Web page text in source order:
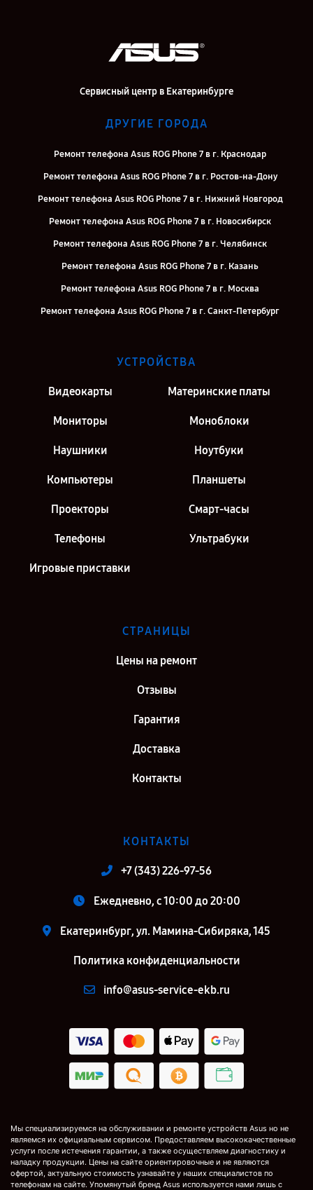
Сервисный центр в Екатеринбурге
ДРУГИЕ ГОРОДА
Ремонт телефона Asus ROG Phone 7 в г. Краснодар
Ремонт телефона Asus ROG Phone 7 в г. Ростов-на-Дону
Ремонт телефона Asus ROG Phone 7 в г. Нижний Новгород
Ремонт телефона Asus ROG Phone 7 в г. Новосибирск
Ремонт телефона Asus ROG Phone 7 в г. Челябинск
Ремонт телефона Asus ROG Phone 7 в г. Казань
Ремонт телефона Asus ROG Phone 7 в г. Москва
Ремонт телефона Asus ROG Phone 7 в г. Санкт-Петербург
УСТРОЙСТВА
Видеокарты Материнские платы
Мониторы Моноблоки
Наушники Ноутбуки
Компьютеры Планшеты
Проекторы Смарт-часы
Телефоны Ультрабуки
Игровые приставки
СТРАНИЦЫ
Цены на ремонт
Отзывы
Гарантия
Доставка
Контакты
КОНТАКТЫ
+7 (343) 226-97-56
Ежедневно, с 10:00 до 20:00
Екатеринбург, ул. Мамина-Сибиряка, 145
Политика конфиденциальности
info@asus-service-ekb.ru
Мы специализируемся на обслуживании и ремонте устройств Asus но не
являемся их официальным сервисом. Предоставляем высококачественные
услуги после истечения гарантии, а также осуществляем диагностику и
наладку продукции. Цены на сайте ориентировочные и не являются
офертой, актуальную стоимость узнавайте у наших специалистов по
телефонам на сайте. Упомянутый бренд Asus используется нами лишь с